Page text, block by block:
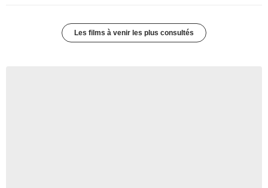
Les films à venir les plus consultés